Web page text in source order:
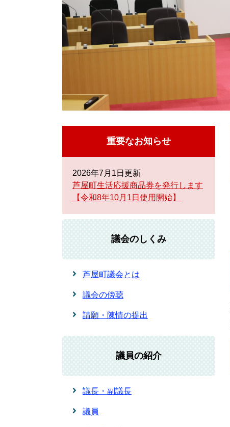
重要なお知らせ
2026年7月1日更新
芦屋町生活応援商品券を発行します
【令和8年10月1日使用開始】
議会のしくみ
芦屋町議会とは
議会の傍聴
請願・陳情の提出
議員の紹介
議長・副議長
議員